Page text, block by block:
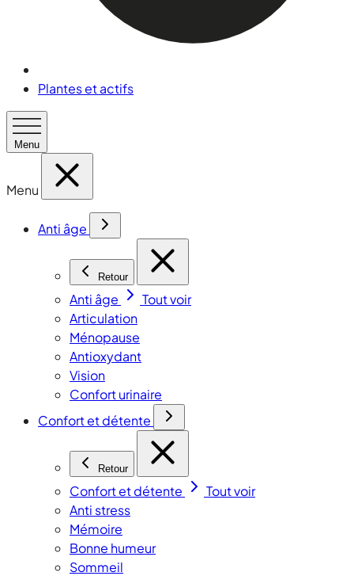
Plantes et actifs
Menu
Menu
Anti âge
Retour
Anti âge
Tout voir
Articulation
Ménopause
Antioxydant
Vision
Confort urinaire
Confort et détente
Retour
Confort et détente
Tout voir
Anti stress
Mémoire
Bonne humeur
Sommeil